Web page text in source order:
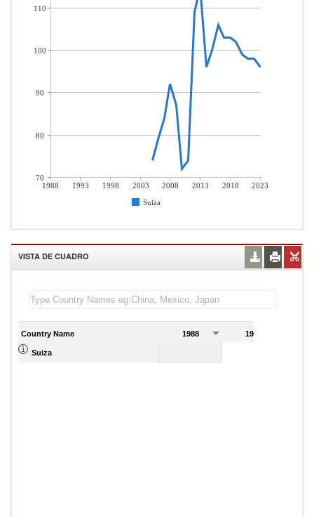
1988 1993 1998 2003 2008 2013 2018
2023
Suiza
110
100
90
80
70
VISTA DE CUADRO
Country Name 1988 1989
Suiza